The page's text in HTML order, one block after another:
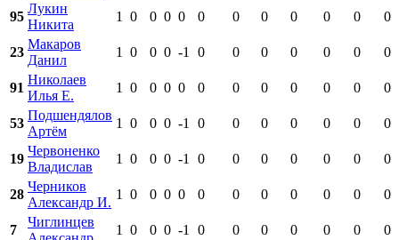
95
Лукин
Никита
1 0 0 0 0 0 0 0 0 0 0 0
23
Макаров
Данил
1 0 0 0 -1 0 0 0 0 0 0 0
91
Николаев
Илья Е.
1 0 0 0 0 0 0 0 0 0 0 0
53
Подшендялов
Артём
1 0 0 0 -1 0 0 0 0 0 0 0
19
Червоненко
Владислав
1 0 0 0 -1 0 0 0 0 0 0 0
28
Черников
Александр И.
1 0 0 0 0 0 0 0 0 0 0 0
7
Чиглинцев
1 0 0 0 -1 0 0 0 0 0 0 0